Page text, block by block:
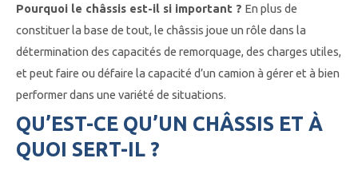
Pourquoi le châssis est-il si important ? En plus de
constituer la base de tout, le châssis joue un rôle dans la
détermination des capacités de remorquage, des charges utiles,
et peut faire ou défaire la capacité d’un camion à gérer et à bien
performer dans une variété de situations.
QU’EST-CE QU’UN CHÂSSIS ET À
QUOI SERT-IL ?